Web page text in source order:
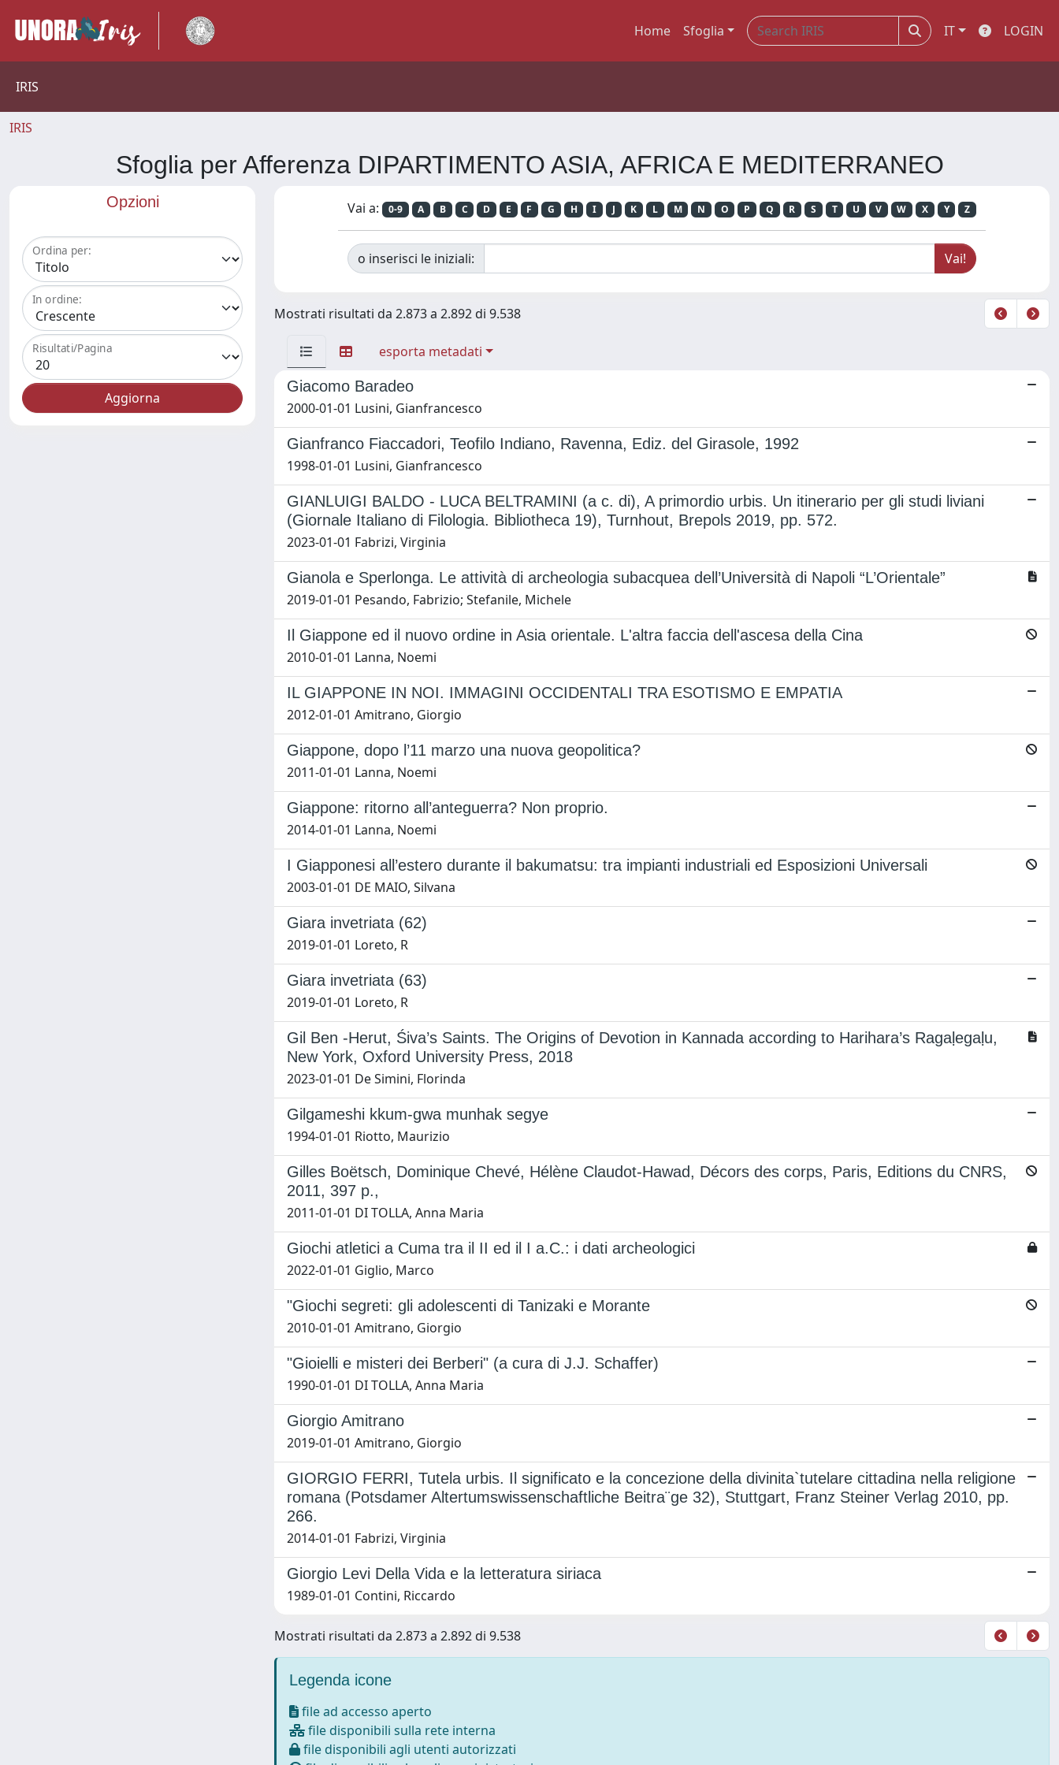
Home Sfoglia IT LOGIN
IRIS
IRIS
Sfoglia per Afferenza DIPARTIMENTO ASIA, AFRICA E MEDITERRANEO
Opzioni
Ordina per:
In ordine:
Risultati/Pagina
Vai a: 0-9 A B C D E F G H I J K L M N O P Q R S T U V W X Y Z
o inserisci le iniziali:
Mostrati risultati da 2.873 a 2.892 di 9.538
esporta metadati
Giacomo Baradeo
2000-01-01 Lusini, Gianfrancesco
Gianfranco Fiaccadori, Teofilo Indiano, Ravenna, Ediz. del Girasole, 1992
1998-01-01 Lusini, Gianfrancesco
GIANLUIGI BALDO - LUCA BELTRAMINI (a c. di), A primordio urbis. Un itinerario per gli studi liviani
(Giornale Italiano di Filologia. Bibliotheca 19), Turnhout, Brepols 2019, pp. 572.
2023-01-01 Fabrizi, Virginia
Gianola e Sperlonga. Le attività di archeologia subacquea dell’Università di Napoli “L’Orientale”
2019-01-01 Pesando, Fabrizio; Stefanile, Michele
Il Giappone ed il nuovo ordine in Asia orientale. L'altra faccia dell'ascesa della Cina
2010-01-01 Lanna, Noemi
IL GIAPPONE IN NOI. IMMAGINI OCCIDENTALI TRA ESOTISMO E EMPATIA
2012-01-01 Amitrano, Giorgio
Giappone, dopo l’11 marzo una nuova geopolitica?
2011-01-01 Lanna, Noemi
Giappone: ritorno all’anteguerra? Non proprio.
2014-01-01 Lanna, Noemi
I Giapponesi all’estero durante il bakumatsu: tra impianti industriali ed Esposizioni Universali
2003-01-01 DE MAIO, Silvana
Giara invetriata (62)
2019-01-01 Loreto, R
Giara invetriata (63)
2019-01-01 Loreto, R
Gil Ben -Herut, Śiva’s Saints. The Origins of Devotion in Kannada according to Harihara’s Ragaḷegaḷu,
New York, Oxford University Press, 2018
2023-01-01 De Simini, Florinda
Gilgameshi kkum-gwa munhak segye
1994-01-01 Riotto, Maurizio
Gilles Boëtsch, Dominique Chevé, Hélène Claudot-Hawad, Décors des corps, Paris, Editions du CNRS,
2011, 397 p.,
2011-01-01 DI TOLLA, Anna Maria
Giochi atletici a Cuma tra il II ed il I a.C.: i dati archeologici
2022-01-01 Giglio, Marco
"Giochi segreti: gli adolescenti di Tanizaki e Morante
2010-01-01 Amitrano, Giorgio
"Gioielli e misteri dei Berberi" (a cura di J.J. Schaffer)
1990-01-01 DI TOLLA, Anna Maria
Giorgio Amitrano
2019-01-01 Amitrano, Giorgio
GIORGIO FERRI, Tutela urbis. Il significato e la concezione della divinita`tutelare cittadina nella religione
romana (Potsdamer Altertumswissenschaftliche Beitra¨ge 32), Stuttgart, Franz Steiner Verlag 2010, pp.
266.
2014-01-01 Fabrizi, Virginia
Giorgio Levi Della Vida e la letteratura siriaca
1989-01-01 Contini, Riccardo
Mostrati risultati da 2.873 a 2.892 di 9.538
Legenda icone
file ad accesso aperto
file disponibili sulla rete interna
file disponibili agli utenti autorizzati